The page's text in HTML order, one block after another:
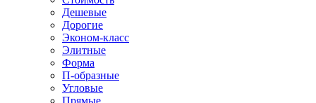
Дешевые
Дорогие
Эконом-класс
Элитные
Форма
П-образные
Угловые
Прямые